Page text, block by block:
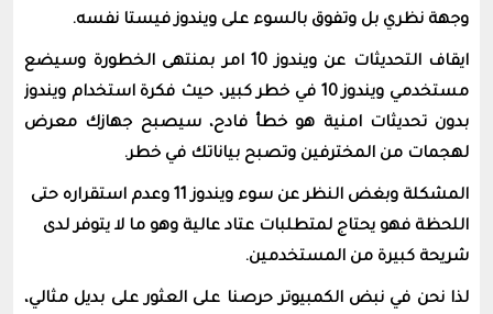
وجهة نظري بل وتفوق بالسوء على ويندوز فيستا نفسه.
ايقاف التحديثات عن ويندوز 10 امر بمنتهى الخطورة وسيضع
مستخدمي ويندوز 10 في خطر كبير، حيث فكرة استخدام ويندوز
بدون تحديثات امنية هو خطأ فادح، سيصبح جهازك معرض
لهجمات من المخترفين وتصبح بياناتك في خطر.
المشكلة وبغض النظر عن سوء ويندوز 11 وعدم استقراره حتى
اللحظة فهو يحتاج لمتطلبات عتاد عالية وهو ما لا يتوفر لدى
شريحة كبيرة من المستخدمين.
لذا نحن في نبض الكمبيوتر حرصنا على العثور على بديل مثالي،